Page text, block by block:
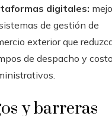
digitales:
de gestión de
exterior que
de despacho y
y barreras